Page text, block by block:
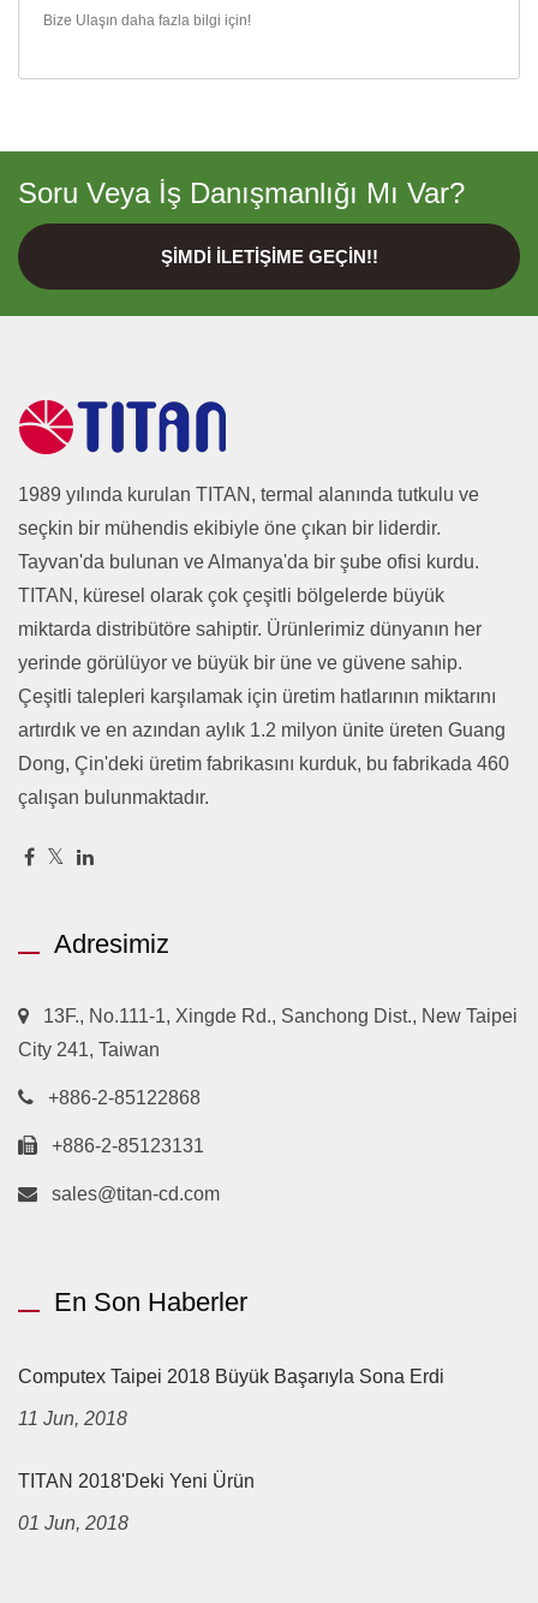
Bize Ulaşın daha fazla bilgi için!
Soru Veya İş Danışmanlığı Mı Var?
ŞIMDI İLETIŞIME GEÇIN!!
1989 yılında kurulan TITAN, termal alanında tutkulu ve
seçkin bir mühendis ekibiyle öne çıkan bir liderdir.
Tayvan'da bulunan ve Almanya'da bir şube ofisi kurdu.
TITAN, küresel olarak çok çeşitli bölgelerde büyük
miktarda distribütöre sahiptir. Ürünlerimiz dünyanın her
yerinde görülüyor ve büyük bir üne ve güvene sahip.
Çeşitli talepleri karşılamak için üretim hatlarının miktarını
artırdık ve en azından aylık 1.2 milyon ünite üreten Guang
Dong, Çin'deki üretim fabrikasını kurduk, bu fabrikada 460
çalışan bulunmaktadır.
Adresimiz
13F., No.111-1, Xingde Rd., Sanchong Dist., New Taipei
City 241, Taiwan
+886-2-85122868
+886-2-85123131
sales@titan-cd.com
En Son Haberler
Computex Taipei 2018 Büyük Başarıyla Sona Erdi
11 Jun, 2018
TITAN 2018'deki Yeni Ürün
01 Jun, 2018